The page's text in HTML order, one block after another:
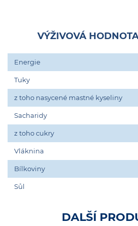
VÝŽIVOVÁ
Energie
Tuky
z toho nasycené mastné kyseliny
Sacharidy
z toho cukry
Vláknina
Bílkoviny
Sůl
DALŠÍ